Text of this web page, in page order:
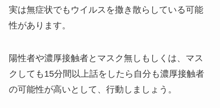
実は無症状でもウイルスを撒き散らしている可能
性があります。
陽性者や濃厚接触者とマスク無しもしくは、マス
クしても15分間以上話をしたら自分も濃厚接触者
の可能性が高いとして、行動しましょう。